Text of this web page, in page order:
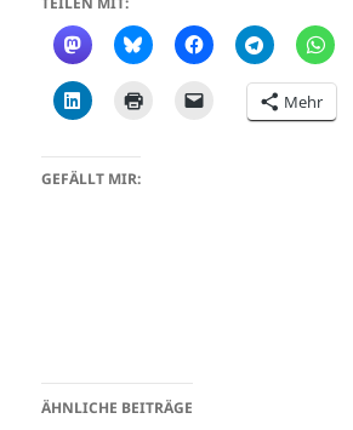
Mehr
GEFÄLLT MIR:
ÄHNLICHE BEITRÄGE